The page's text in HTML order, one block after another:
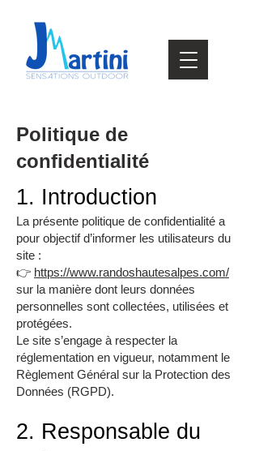
Politique de
confidentialité
1. Introduction
La présente politique de confidentialité a
pour objectif d’informer les utilisateurs du
site :
👉 https://www.randoshautesalpes.com/
sur la manière dont leurs données
personnelles sont collectées, utilisées et
protégées.
Le site s’engage à respecter la
réglementation en vigueur, notamment le
Règlement Général sur la Protection des
Données (RGPD).
2. Responsable du